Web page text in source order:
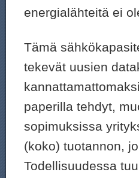
energialähteitä ei
Tämä
tekevät uusien
paperilla tehdyt,
sopimuksissa
(koko) tuotannon,
Todellisuudessa